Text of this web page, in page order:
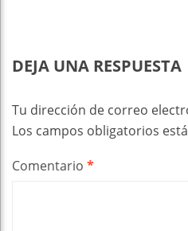
DEJA UNA RESPUESTA
Tu dirección de correo
Los campos obligatorios
Comentario *